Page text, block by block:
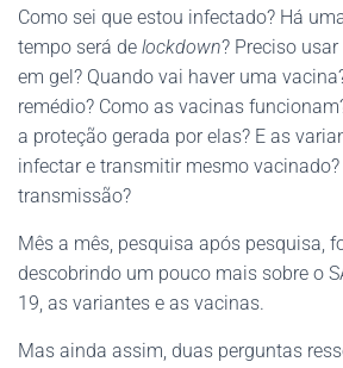
Como sei que estou infectado? Há
tempo será de lockdown? Preciso
em gel? Quando vai haver uma
remédio? Como as vacinas
a proteção gerada por elas? E as
infectar e transmitir mesmo
transmissão?
Mês a mês, pesquisa após pesquisa,
descobrindo um pouco mais sobre o
19, as variantes e as vacinas.
Mas ainda assim, duas perguntas